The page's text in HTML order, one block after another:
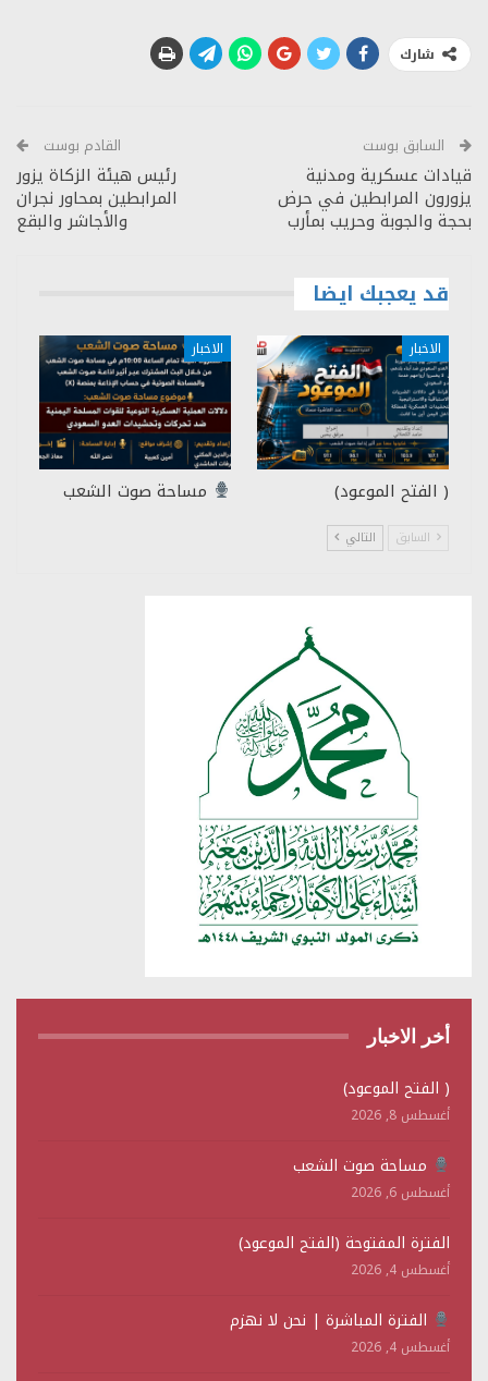
شارك
السابق بوست
قيادات عسكرية ومدنية
يزورون المرابطين في حرض
بحجة والجوبة وحريب بمأرب
القادم بوست
رئيس هيئة الزكاة يزور
المرابطين بمحاور نجران
والأجاشر والبقع
قد يعجبك ايضا
الاخبار
( الفتح الموعود)
الاخبار
مساحة صوت الشعب
السابق التالي
أخر الاخبار
( الفتح الموعود)
أغسطس 8, 2026
مساحة صوت الشعب
أغسطس 6, 2026
الفترة المفتوحة (الفتح الموعود)
أغسطس 4, 2026
الفترة المباشرة | نحن لا نهزم
أغسطس 4, 2026